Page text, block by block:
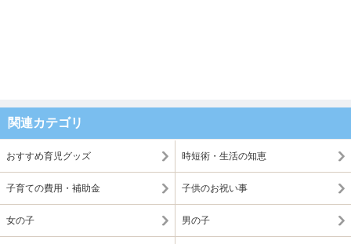
関連カテゴリ
おすすめ育児グッズ 時短術・生活の知恵
子育ての費用・補助金 子供のお祝い事
女の子 男の子